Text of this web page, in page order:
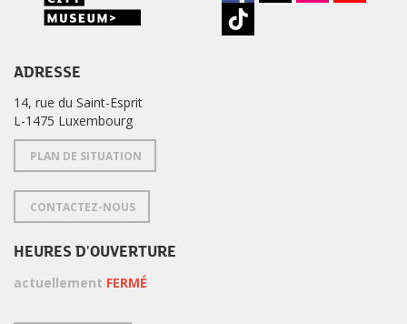
ADRESSE
14, rue du Saint-Esprit
L-1475 Luxembourg
PLAN DE SITUATION
CONTACTEZ-NOUS
HEURES D'OUVERTURE
actuellement FERMÉ